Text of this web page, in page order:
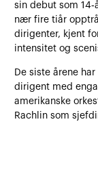
sin debut som
nær fire tiår
dirigenter, kjent
intensitet og
De siste årene
dirigent med
amerikanske
Rachlin som